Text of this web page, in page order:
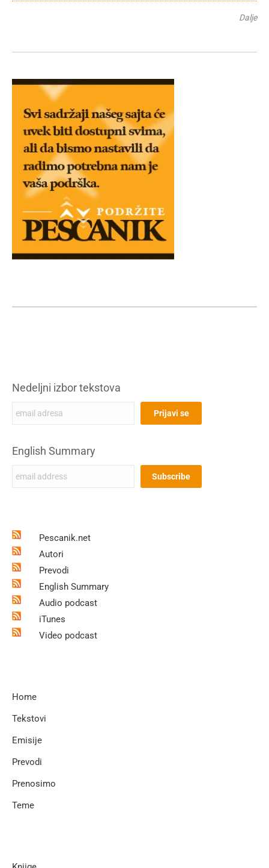
Dalje
Nedeljni izbor tekstova
English Summary
Pescanik.net
Autori
Prevodi
English Summary
Audio podcast
iTunes
Video podcast
Home
Tekstovi
Emisije
Prevodi
Prenosimo
Teme